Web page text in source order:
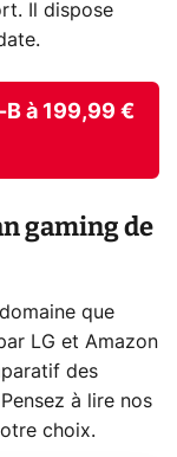
Il dispose
B à 199,99 €
gaming de
que
LG et Amazon
des
à lire nos
choix.